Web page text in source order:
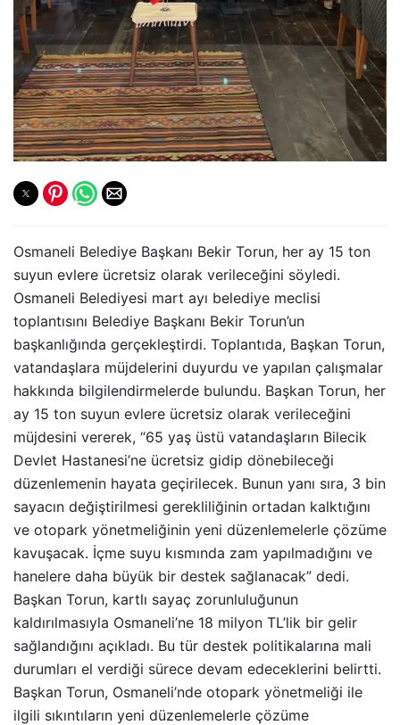
Osmaneli Belediye Başkanı Bekir Torun, her ay 15 ton
suyun evlere ücretsiz olarak verileceğini söyledi.
Osmaneli Belediyesi mart ayı belediye meclisi
toplantısını Belediye Başkanı Bekir Torun’un
başkanlığında gerçekleştirdi. Toplantıda, Başkan Torun,
vatandaşlara müjdelerini duyurdu ve yapılan çalışmalar
hakkında bilgilendirmelerde bulundu. Başkan Torun, her
ay 15 ton suyun evlere ücretsiz olarak verileceğini
müjdesini vererek, “65 yaş üstü vatandaşların Bilecik
Devlet Hastanesi’ne ücretsiz gidip dönebileceği
düzenlemenin hayata geçirilecek. Bunun yanı sıra, 3 bin
sayacın değiştirilmesi gerekliliğinin ortadan kalktığını
ve otopark yönetmeliğinin yeni düzenlemelerle çözüme
kavuşacak. İçme suyu kısmında zam yapılmadığını ve
hanelere daha büyük bir destek sağlanacak” dedi.
Başkan Torun, kartlı sayaç zorunluluğunun
kaldırılmasıyla Osmaneli’ne 18 milyon TL’lik bir gelir
sağlandığını açıkladı. Bu tür destek politikalarına mali
durumları el verdiği sürece devam edeceklerini belirtti.
Başkan Torun, Osmaneli’nde otopark yönetmeliği ile
ilgili sıkıntıların yeni düzenlemelerle çözüme